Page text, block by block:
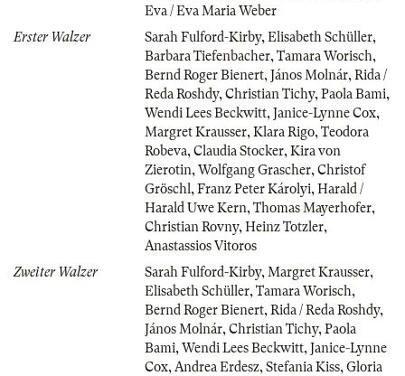
Eva / Eva Maria Weber
Erster Walzer
Sarah Fulford-Kirby, Elisabeth Schüller,
Barbara Tiefenbacher, Tamara Worisch,
Bernd Roger Bienert, János Molnár, Rida /
Reda Roshdy, Christian Tichy, Paola Bami,
Wendi Lees Beckwitt, Janice-Lynne Cox,
Margret Krausser, Klara Rigo, Teodora
Robeva, Claudia Stocker, Kira von
Zierotin, Wolfgang Grascher, Christof
Gröschl , Franz Peter Károlyi, Harald /
Harald Uwe Kern, Thomas Mayerhofer,
Christian Rovny, Heinz Totzler,
Anastassios Vitoros
Zweiter Walzer
Sarah Fulford-Kirby, Margret Krausser,
Elisabeth Schüller, Tamara Worisch,
Bernd Roger Bienert, Rida / Reda Roshdy,
János Molnár, Christian Tichy, Paola
Bami, Wendi Lees Beckwitt, Janice-Lynne
Cox, Andrea Erdesz, Stefania Kiss, Gloria